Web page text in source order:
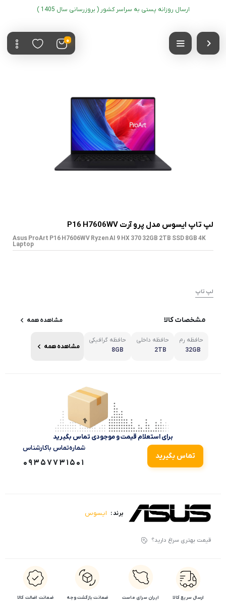
ارسال روزانه پستی به سراسر کشور ( بروزرسانی سال 1405 )
0
لپ تاپ ایسوس مدل پرو آرت P16 H7606WV
Asus ProArt P16 H7606WV Ryzen AI 9 HX 370 32GB 2TB SSD 8GB 4K
Laptop
لپ تاپ
مشخصات کالا مشاهده همه
حافظه رم
32GB
حافظه داخلی
2TB
حافظه گرافیکی
8GB
مشاهده همه
برای استعلام قیمت و موجودی تماس بگیرید
تماس بگیرید
شماره‌تماس‌ با‌کارشناس
09357731501
برند : ایسوس
قیمت بهتری سراغ دارید؟
ارسال سریع کالا ایران سرای ماست ضمانت بازگشت وجه ضمانت اضالت کالا